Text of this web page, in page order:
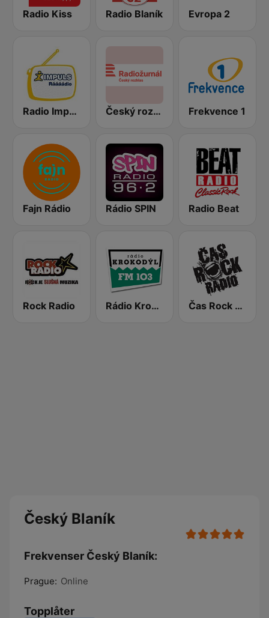
Radio Kiss Radio Blaník Evropa 2
Radio Impuls Český rozhlas Radiožurnál Frekvence 1
Fajn Rádio Rádio SPIN Radio Beat
Rock Radio Rádio Krokodýl FM Čas Rock Radio
Český Blaník
Frekvenser Český Blaník:
Prague: Online
Topplåter